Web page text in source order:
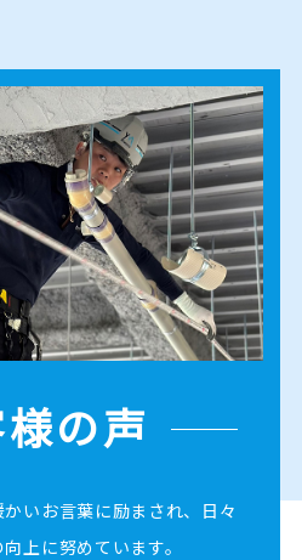
の声
かいお言葉に励まされ、日々
上に努めています。